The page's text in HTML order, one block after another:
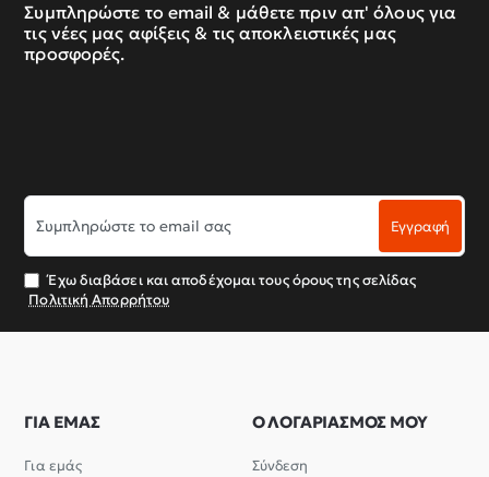
Συμπληρώστε το email & μάθετε πριν απ' όλους για
τις νέες μας αφίξεις & τις αποκλειστικές μας
προσφορές.
Συμπληρώστε
το
email
σας
Εγγραφή
Έχω διαβάσει και αποδέχομαι τους όρους της σελίδας
Πολιτική Απορρήτου
ΓΙΑ ΕΜΑΣ
Για εμάς
Ο ΛΟΓΑΡΙΑΣΜΟΣ ΜΟΥ
Σύνδεση